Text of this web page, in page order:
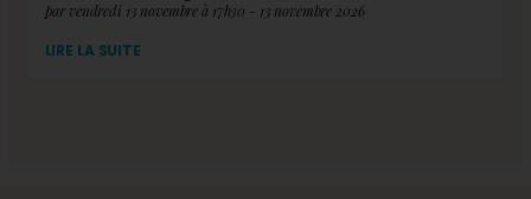
par vendredi 13 novembre à 17h30 - 13 novembre 2026
LIRE LA SUITE